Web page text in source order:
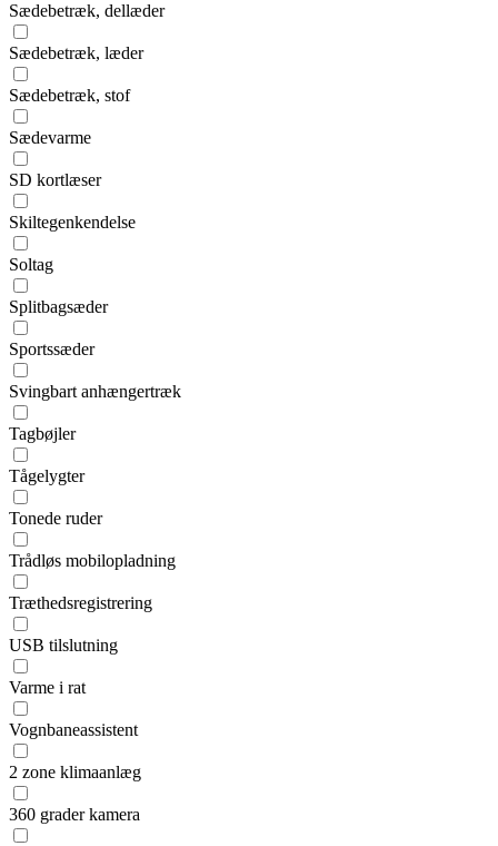
Sædebetræk, dellæder
Sædebetræk, læder
Sædebetræk, stof
Sædevarme
SD kortlæser
Skiltegenkendelse
Soltag
Splitbagsæder
Sportssæder
Svingbart anhængertræk
Tagbøjler
Tågelygter
Tonede ruder
Trådløs mobilopladning
Træthedsregistrering
USB tilslutning
Varme i rat
Vognbaneassistent
2 zone klimaanlæg
360 grader kamera